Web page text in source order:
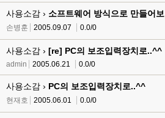
사용소감 › 소프트웨어 방식으로 만들어
손병훈 2005.09.07 0.0/0
사용소감 › [re] PC의 보조입력장치로..^^
admin 2005.06.21 0.0/0
사용소감 › PC의 보조입력장치로..^^
현재호 2005.06.01 0.0/0